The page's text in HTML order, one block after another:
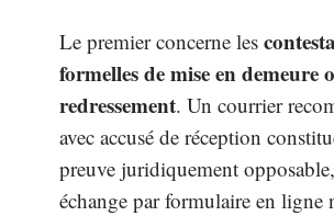
Le premier concerne les
formelles de mise en demeure
redressement. Un courrier
avec accusé de réception
preuve juridiquement
échange par formulaire en ligne